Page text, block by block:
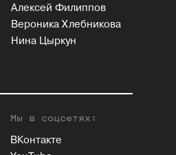
Алексей Филиппов
Вероника Хлебникова
Нина Цыркун
Мы в соцсетях:
ВКонтакте